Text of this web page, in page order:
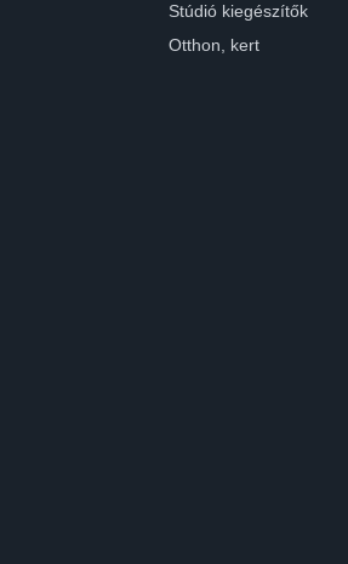
Stúdió kiegészítők
Otthon, kert